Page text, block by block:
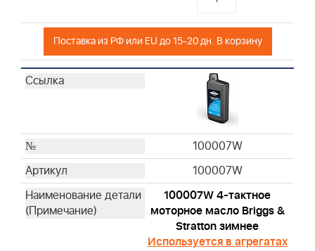
Поставка из РФ или EU до 15-20 дн. В корзину
100007W
100007W
100007W 4-тактное
моторное масло Briggs &
Stratton зимнее
Используется в агрегатах